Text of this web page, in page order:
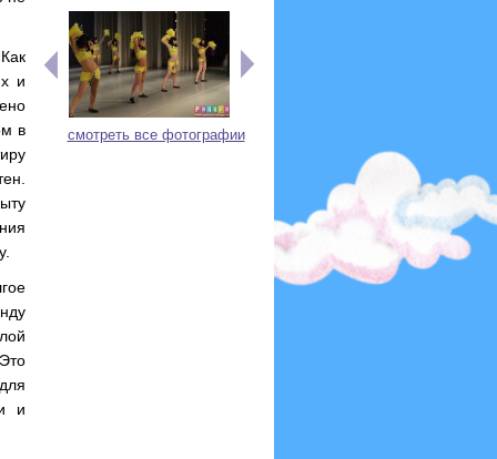
и
в
и
смотреть все фотографии